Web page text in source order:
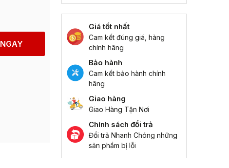
Giá tốt nhất
Cam kết đúng giá, hàng
chính hãng
Bảo hành
Cam kết bảo hành chính
hãng
Giao hàng
Giao Hàng Tận Nơi
Chính sách đổi trả
Đổi trả Nhanh Chóng những
sản phẩm bị lỗi